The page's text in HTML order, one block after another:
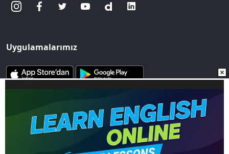
Uygulamalarımız
www.sozcu.com.tr internet sitesinde yayınlanan yazı, haber ve
fotoğrafların her türlü telif hakkı Mega Ajans ve Rek. Tic. A.Ş'ye
aittir. İzin alınmadan, kaynak gösterilerek dahi